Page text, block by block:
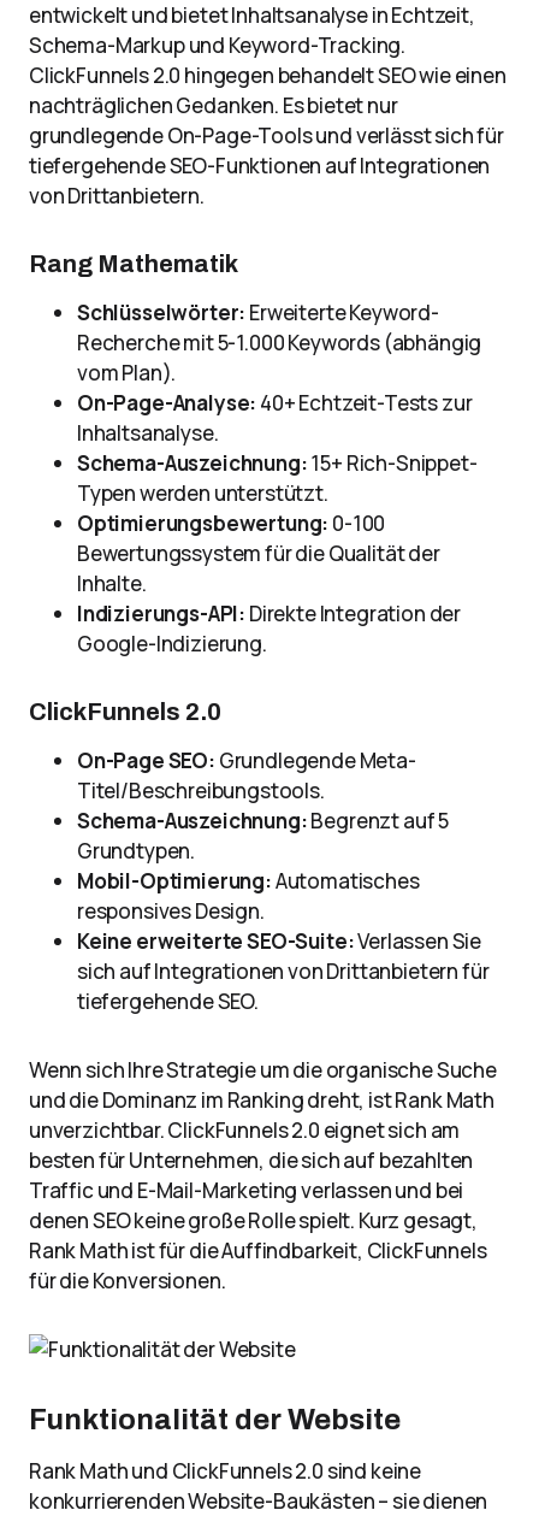
entwickelt und bietet Inhaltsanalyse in Echtzeit,
Schema-Markup und Keyword-Tracking.
ClickFunnels 2.0 hingegen behandelt SEO wie einen
nachträglichen Gedanken. Es bietet nur
grundlegende On-Page-Tools und verlässt sich für
tiefergehende SEO-Funktionen auf Integrationen
von Drittanbietern.
Rang Mathematik
Schlüsselwörter: Erweiterte Keyword-
Recherche mit 5-1.000 Keywords (abhängig
vom Plan).
On-Page-Analyse: 40+ Echtzeit-Tests zur
Inhaltsanalyse.
Schema-Auszeichnung:15+ Rich-Snippet-
Typen werden unterstützt.
Optimierungsbewertung: 0-100
Bewertungssystem für die Qualität der
Inhalte.
Indizierungs-API: Direkte Integration der
Google-Indizierung.
ClickFunnels 2.0
On-Page SEO: Grundlegende Meta-
Titel/Beschreibungstools.
Schema-Auszeichnung:Begrenzt auf 5
Grundtypen.
Mobil-Optimierung:Automatisches
responsives Design.
Keine erweiterte SEO-Suite:Verlassen Sie
sich auf Integrationen von Drittanbietern für
tiefergehende SEO.
Wenn sich Ihre Strategie um die organische Suche
und die Dominanz im Ranking dreht, ist Rank Math
unverzichtbar. ClickFunnels 2.0 eignet sich am
besten für Unternehmen, die sich auf bezahlten
Traffic und E-Mail-Marketing verlassen und bei
denen SEO keine große Rolle spielt. Kurz gesagt,
Rank Math ist für die Auffindbarkeit, ClickFunnels
für die Konversionen.
Funktionalität der Website
Rank Math und ClickFunnels 2.0 sind keine
konkurrierenden Website-Baukästen – sie dienen